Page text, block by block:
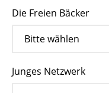
Die Freien Bäcker
Junges Netzwerk